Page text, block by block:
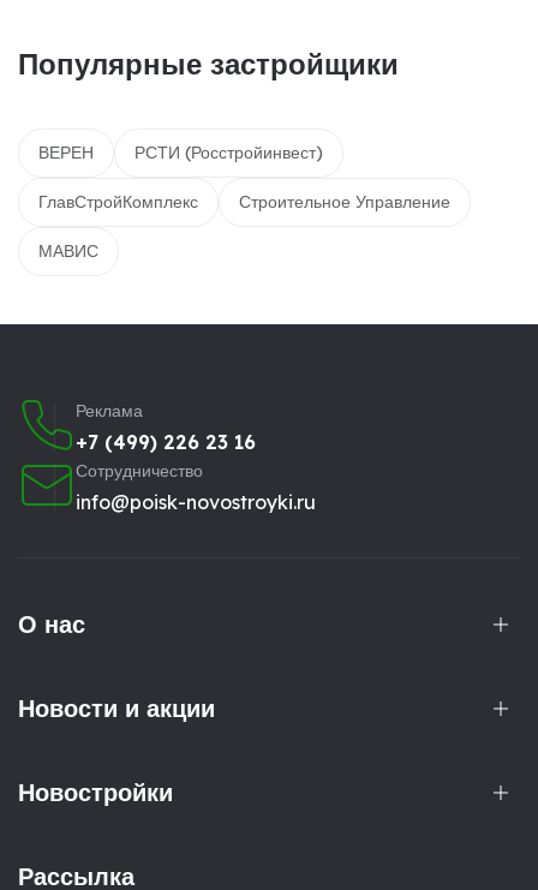
Популярные застройщики
ВЕРЕН РСТИ (Росстройинвест)
ГлавСтройКомплекс Строительное Управление
МАВИС
Реклама
+7 (499) 226 23 16
Сотрудничество
info@poisk-novostroyki.ru
О нас
Новости и акции
Новостройки
Рассылка